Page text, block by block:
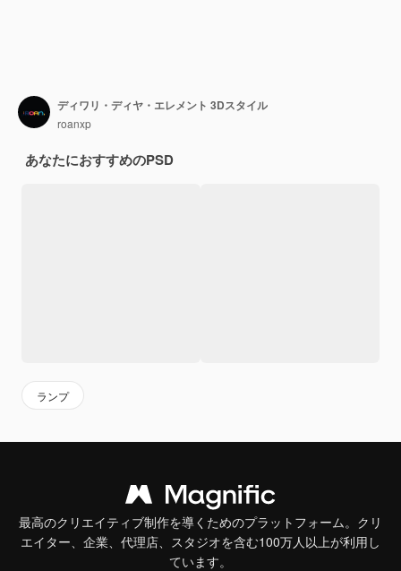
ディワリ・ディヤ・エレメント 3Dスタイル
roanxp
あなたにおすすめのPSD
ランプ
最高のクリエイティブ制作を導くためのプラットフォーム。クリ
エイター、企業、代理店、スタジオを含む100万人以上が利用し
ています。